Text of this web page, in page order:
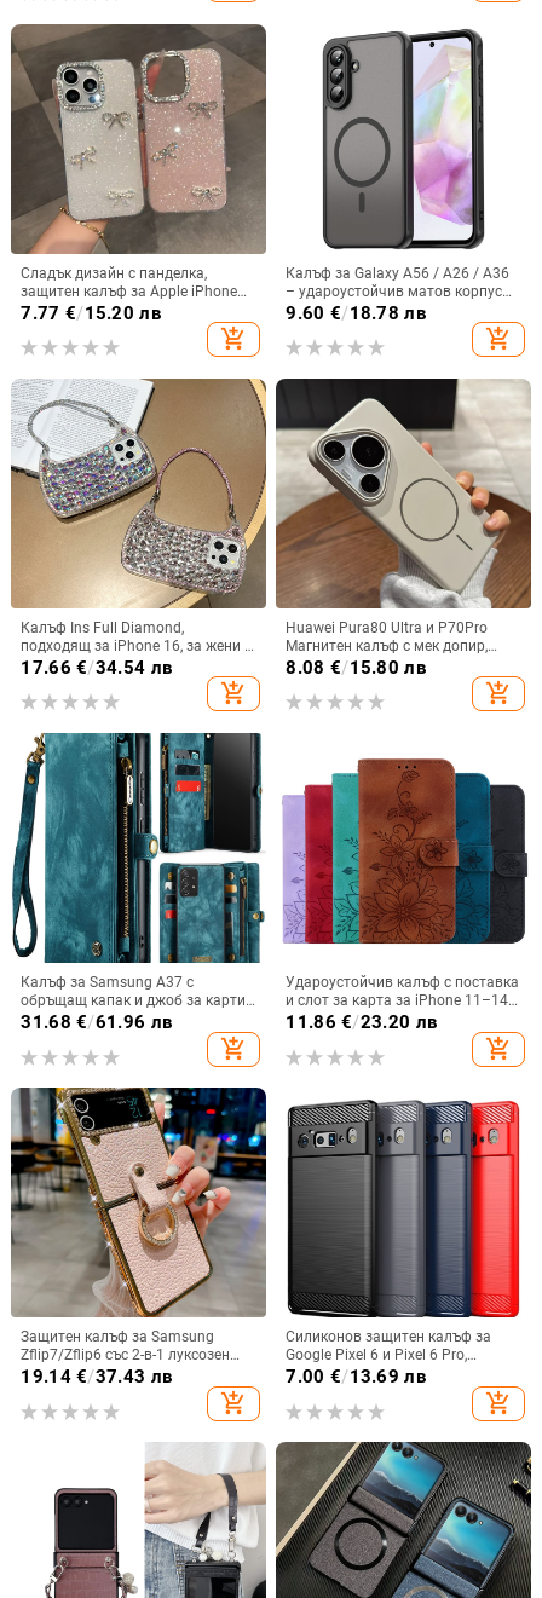
Сладък дизайн с панделка,
защитен калъф за Apple iPhone
11–15 Pro Max, пълен обхват
7.77 €/15.20 лв
add_shopping_cart
Калъф за Galaxy A56 / A26 / A36
– удароустойчив матов корпус
от PC+TPU с текстура на кожа
9.60 €/18.78 лв
add_shopping_cart
Калъф Ins Full Diamond,
подходящ за iPhone 16, за жени с
14-инчова личност, огледална
рамка с 13 големи отвора и
електролитно покритие, с
17.66 €/34.54 лв
add_shopping_cart
Huawei Pura80 Ultra и P70Pro
Магнитен калъф с мек допир,
ултра тънък PC корпус,
8.08 €/15.80 лв
add_shopping_cart
Калъф за Samsung A37 с
обръщащ капак и джоб за карти,
защита от падане, A16 джоб за
магнитно затваряне
31.68 €/61.96 лв
add_shopping_cart
Удароустойчив калъф с поставка
и слот за карта за iPhone 11–14
Pro Max, изкуствена кожа,
11.86 €/23.20 лв
add_shopping_cart
Защитен калъф за Samsung
Zflip7/Zflip6 със 2-в-1 луксозен
дизайн, изкуствена кожа и
19.14€/37.43 лв
add_shopping_cart
Силиконов защитен калъф за
Google Pixel 6 и Pixel 6 Pro,
съвместим с Pixel 7a, пълна
7.00 €/13.69 лв
add_shopping_cart